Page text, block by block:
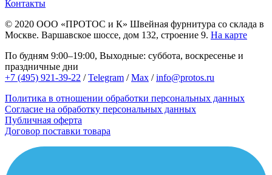
Контакты
© 2020 ООО «ПРОТОС и К» Швейная фурнитура со склада в
Москве. Варшавское шоссе, дом 132, строение 9. На карте
По будням 9:00–19:00, Выходные: суббота, воскресенье и
праздничные дни
+7 (495) 921-39-22 /Telegram /Max /info@protos.ru
Политика в отношении обработки персональных данных
Согласие на обработку персональных данных
Публичная оферта
Договор поставки товара